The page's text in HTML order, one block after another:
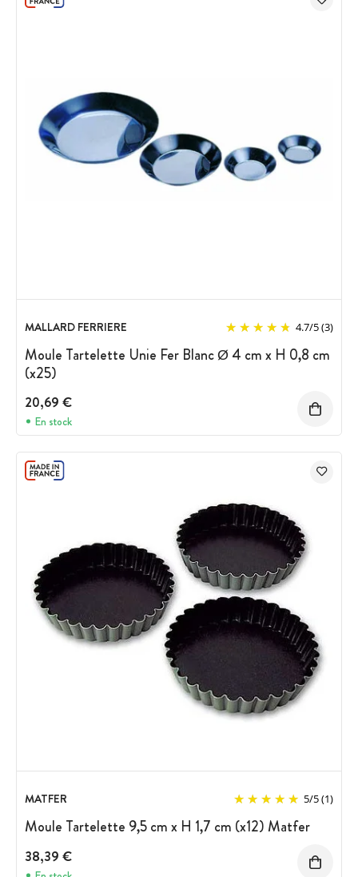
MALLARD FERRIERE 4.7/5(3)
Moule Tartelette Unie Fer Blanc Ø 4 cm x H 0,8 cm
(x25)
20,69 €
En stock
MATFER 5/5(1)
Moule Tartelette 9,5 cm x H 1,7 cm (x12) Matfer
38,39 €